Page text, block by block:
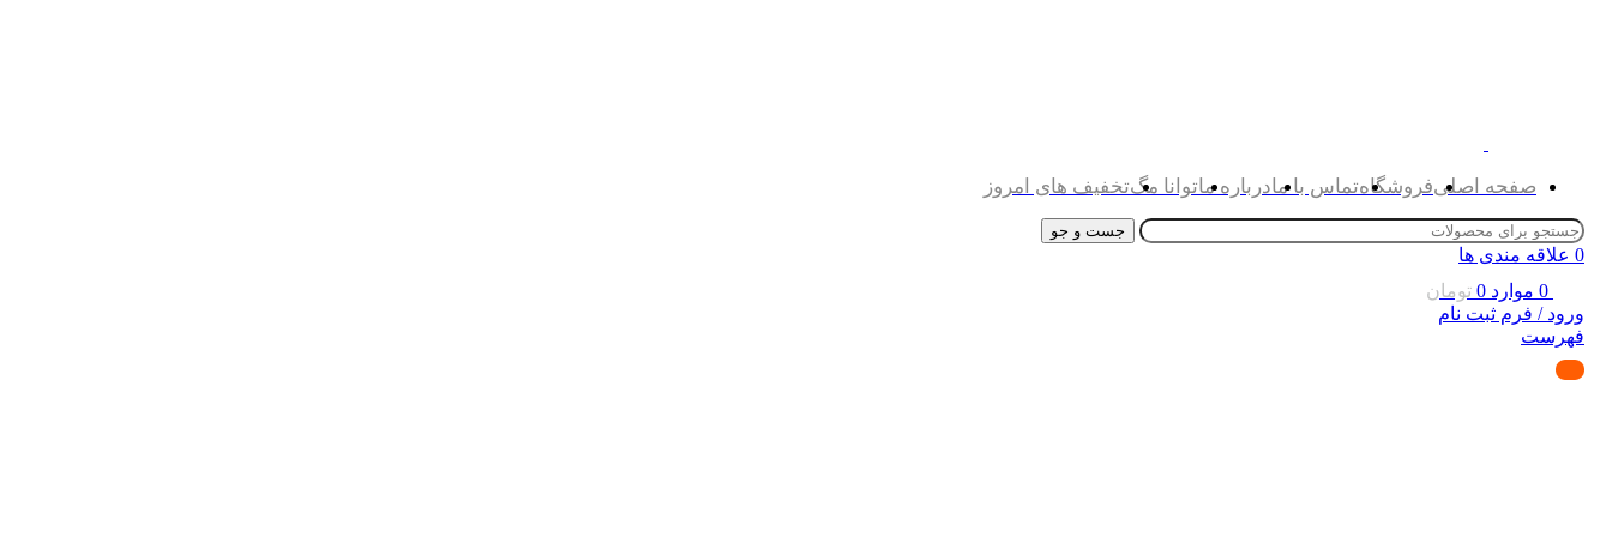
صفحه اصلیفروشگاهتماس با مادرباره ماتوانا مگتخفیف های امروز
جست و جو
0 علاقه مندی ها
0 موارد 0 تومان
ورود / فرم ثبت نام
فهرست